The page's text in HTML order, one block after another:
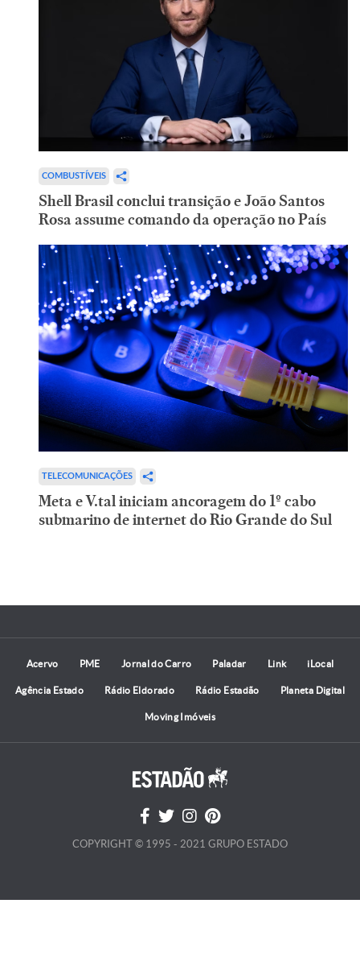
COMBUSTÍVEIS
Shell Brasil conclui transição e João Santos
Rosa assume comando da operação no País
TELECOMUNICAÇÕES
Meta e V.tal iniciam ancoragem do 1º cabo
submarino de internet do Rio Grande do Sul
Acervo PME Jornal do Carro Paladar Link iLocal
Agência Estado Rádio Eldorado Rádio Estadão Planeta Digital
Moving Imóveis
COPYRIGHT © 1995 - 2021 GRUPO ESTADO